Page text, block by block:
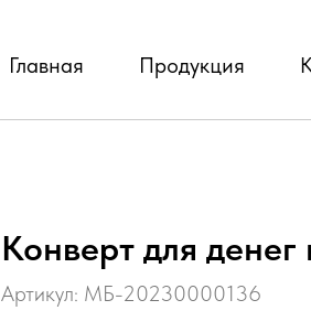
Главная Продукция
Конверт для
Артикул: МБ-20230000136